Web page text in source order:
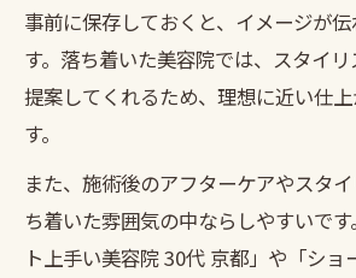
事前に保存しておくと、イメージが
す。落ち着いた美容院では、スタイ
提案してくれるため、理想に近い仕
す。
また、施術後のアフターケアやスタ
ち着いた雰囲気の中ならしやすいで
ト上手い美容院 30代 京都」や「ショ